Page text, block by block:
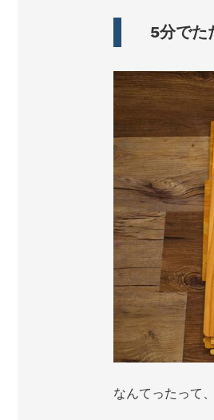
5分でた
なんてったって、